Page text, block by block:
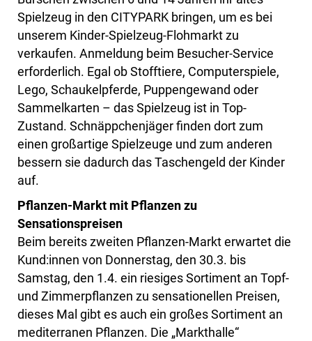
Spielzeug in den CITYPARK bringen, um es bei
unserem Kinder-Spielzeug-Flohmarkt zu
verkaufen. Anmeldung beim Besucher-Service
erforderlich. Egal ob Stofftiere, Computerspiele,
Lego, Schaukelpferde, Puppengewand oder
Sammelkarten – das Spielzeug ist in Top-
Zustand. Schnäppchenjäger finden dort zum
einen großartige Spielzeuge und zum anderen
bessern sie dadurch das Taschengeld der Kinder
auf.
Pflanzen-Markt mit Pflanzen zu
Sensationspreisen
Beim bereits zweiten Pflanzen-Markt erwartet die
Kund:innen von Donnerstag, den 30.3. bis
Samstag, den 1.4. ein riesiges Sortiment an Topf-
und Zimmerpflanzen zu sensationellen Preisen,
dieses Mal gibt es auch ein großes Sortiment an
mediterranen Pflanzen. Die „Markthalle“